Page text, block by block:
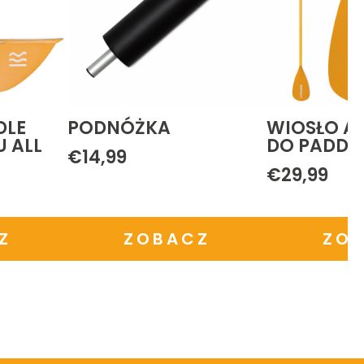
WIOSŁO ALUMINIOWE
DO PADDLE SURFINGU
ZOBACZ
STOJAK NA
€9,99